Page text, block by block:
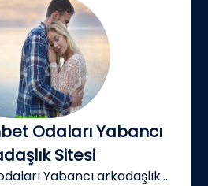
Odaları Yabancı
Sitesi
Yabancı arkadaşlık...